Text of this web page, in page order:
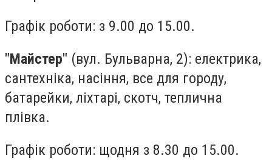
Графік роботи: з 9.00 до 15.00.
"Майстер" (вул. Бульварна, 2): електрика,
сантехніка, насіння, все для городу,
батарейки, ліхтарі, скотч, теплична
плівка.
Графік роботи: щодня з 8.30 до 15.00.